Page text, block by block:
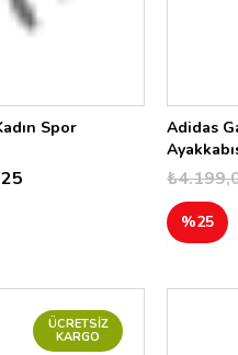
Spor
Adidas
%25
ÜCRETSIZ
KARGO